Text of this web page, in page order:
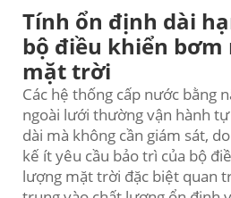
Tính ổn định dài
bộ điều khiển
mặt trời
Các hệ thống cấp nước bằng
ngoài lưới thường vận hành
dài mà không cần giám sát,
kế ít yêu cầu bảo trì của bộ
lượng mặt trời đặc biệt quan